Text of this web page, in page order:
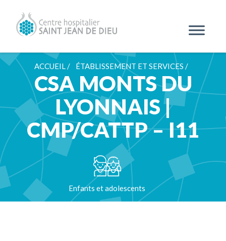
ACCUEIL / ÉTABLISSEMENT ET SERVICES /
CSA MONTS DU
LYONNAIS |
CMP/CATTP – I11
Enfants et adolescents